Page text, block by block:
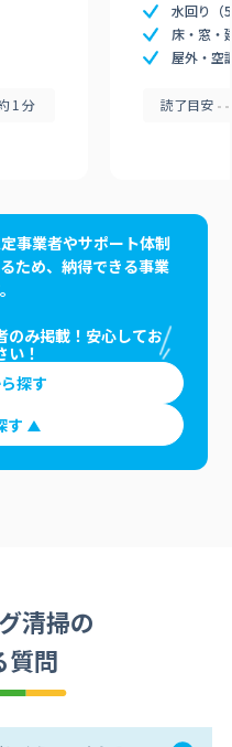
1分
水回り（
床・窓・
屋外・空
読了目安
事業者やサポート体制
ため、納得できる事業
のみ掲載！安心してお
い！
探す
す
清掃の
質問